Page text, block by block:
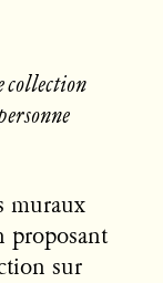
collection
muraux
proposant
sur